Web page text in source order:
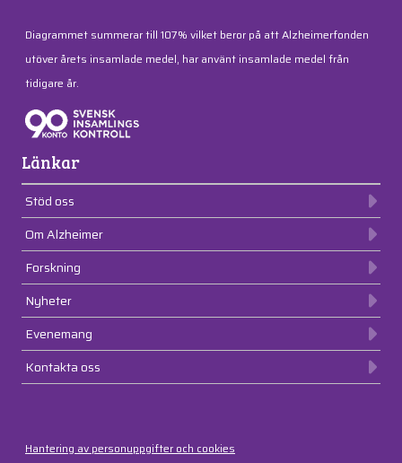
Diagrammet summerar till 107% vilket beror på att Alzheimerfonden
utöver årets insamlade medel, har använt insamlade medel från
tidigare år.
Länkar
Stöd oss
Om Alzheimer
Forskning
Nyheter
Evenemang
Kontakta oss
Hantering av personuppgifter och cookies